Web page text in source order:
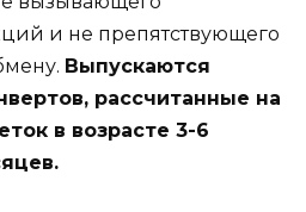
и не препятствующего
Выпускаются
рассчитанные на
в возрасте 3-6